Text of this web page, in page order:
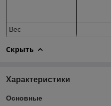
Вес
Скрыть
Характеристики
Основные